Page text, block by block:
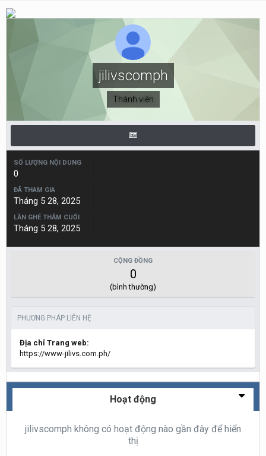
jilivscomph
Thành viên
SỐ LƯỢNG NỘI DUNG
0
ĐÃ THAM GIA
Tháng 5 28, 2025
LẦN GHÉ THĂM CUỐI
Tháng 5 28, 2025
CỘNG ĐỒNG
0
(bình thường)
PHƯƠNG PHÁP LIÊN HỆ
Địa chỉ Trang web:
https://www-jilivs.com.ph/
Hoạt động
jilivscomph không có hoạt động nào gần đây để hiển
thị